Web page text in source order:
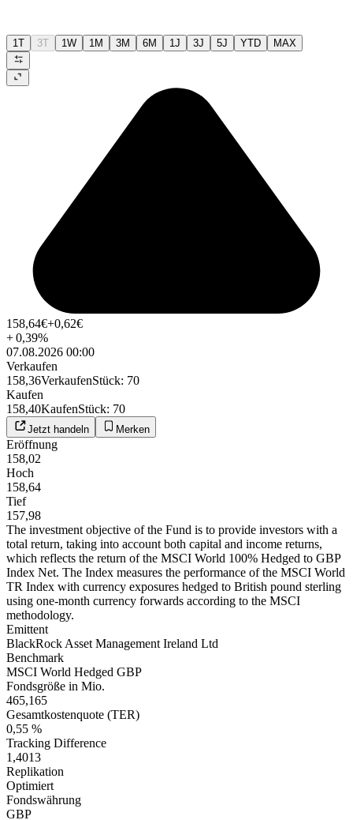
1T 3T 1W 1M 3M 6M 1J 3J 5J YTD MAX
158,64€+0,62€
+0,39%
07.08.2026 00:00
Verkaufen
158,36VerkaufenStück: 70
Kaufen
158,40KaufenStück: 70
Jetzt handeln Merken
Eröffnung
158,02
Hoch
158,64
Tief
157,98
The investment objective of the Fund is to provide investors with a
total return, taking into account both capital and income returns,
which reflects the return of the MSCI World 100% Hedged to GBP
Index Net. The Index measures the performance of the MSCI World
TR Index with currency exposures hedged to British pound sterling
using one-month currency forwards according to the MSCI
methodology.
Emittent
BlackRock Asset Management Ireland Ltd
Benchmark
MSCI World Hedged GBP
Fondsgröße in Mio.
465,165
Gesamtkostenquote (TER)
0,55 %
Tracking Difference
1,4013
Replikation
Optimiert
Fondswährung
GBP